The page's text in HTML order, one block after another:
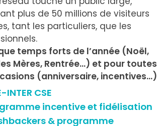
plus de 50 millions de visiteurs
tant les particuliers, que les
temps forts de l’année (Noël,
Mères, Rentrée…) et pour toutes
(anniversaire,
INTER CSE
incentive et fidélisation
& programme